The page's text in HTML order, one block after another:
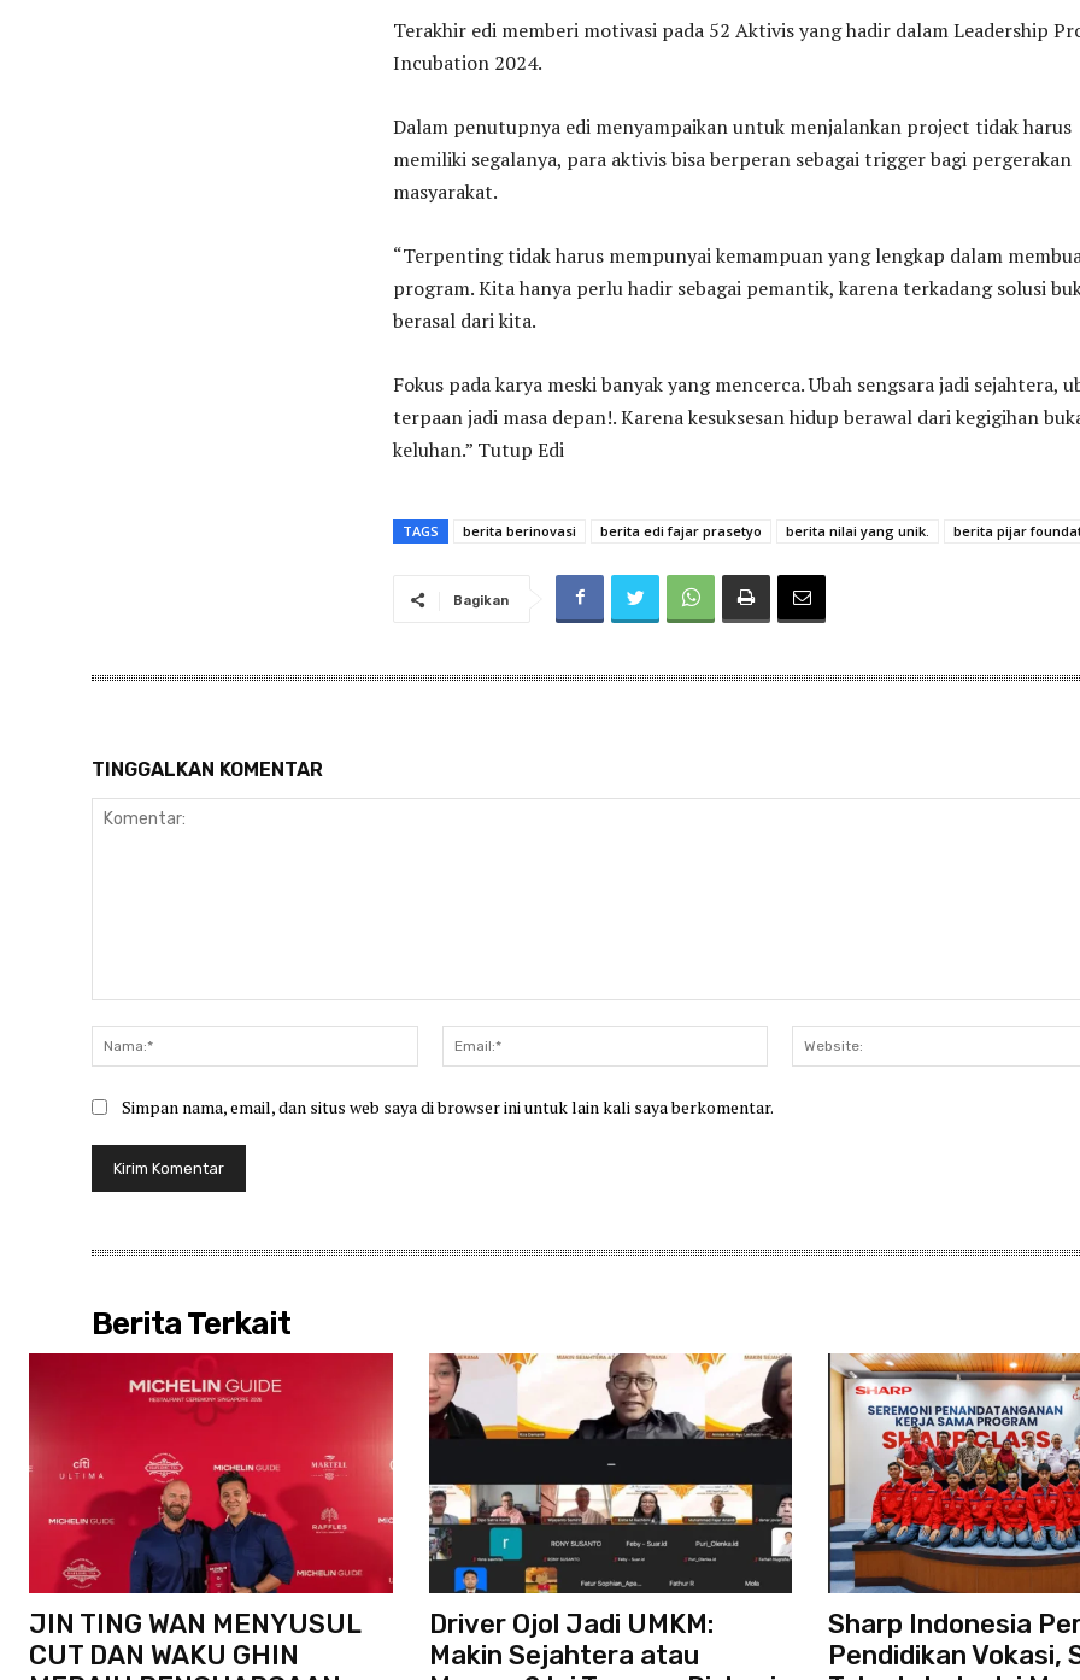
Terakhir edi memberi motivasi pada 52 Aktivis yang hadir dalam Leadership
Incubation 2024.
Dalam penutupnya edi menyampaikan untuk menjalankan project tidak harus
memiliki segalanya, para aktivis bisa berperan sebagai trigger bagi pergerakan
masyarakat.
“Terpenting tidak harus mempunyai kemampuan yang lengkap dalam
program. Kita hanya perlu hadir sebagai pemantik, karena terkadang solusi
berasal dari kita.
Fokus pada karya meski banyak yang mencerca. Ubah sengsara jadi sejahtera,
terpaan jadi masa depan!. Karena kesuksesan hidup berawal dari kegigihan
keluhan.” Tutup Edi
TAGS berita berinovasi berita edi fajar prasetyo berita nilai yang unik. berita pijar
Bagikan
TINGGALKAN KOMENTAR
Nama:*
Email:*
Simpan nama, email, dan situs web saya di browser ini untuk lain kali saya berkomentar.
Berita Terkait
JIN TING WAN MENYUSUL
CUT DAN WAKU GHIN
Driver Ojol Jadi UMKM:
Makin Sejahtera atau
Sharp Indonesia
Pendidikan Vokasi,